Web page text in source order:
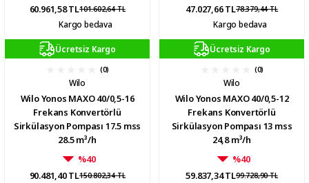
60.961,58 TL101.602,64 TL
Kargo bedava
47.027,66 TL78.379,44 TL
Kargo bedava
Ücretsiz Kargo
(0)
Wilo
Wilo Yonos MAXO 40/0,5-16
Frekans Konvertörlü
Sirkülasyon Pompası 17.5 mss
28.5 m³/h
%40
90.481,40 TL150.802,34 TL
Ücretsiz Kargo
(0)
Wilo
Wilo Yonos MAXO 40/0,5-12
Frekans Konvertörlü
Sirkülasyon Pompası 13 mss
24,8 m³/h
%40
59.837,34 TL99.728,90 TL